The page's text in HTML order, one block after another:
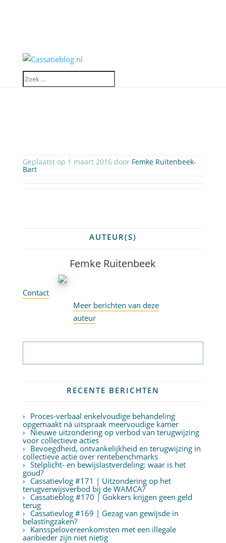
Geplaatst op 1 maart 2016 door Femke Ruitenbeek-
Bart
AUTEUR(S)
Femke Ruitenbeek
Contact
Meer berichten van deze
auteur
RECENTE BERICHTEN
Proces-verbaal enkelvoudige behandeling
opgemaakt ná uitspraak meervoudige kamer
Nieuwe uitzondering op verbod van terugwijzing
voor collectieve acties
Bevoegdheid, ontvankelijkheid en terugwijzing in
collectieve actie over rentebenchmarks
Stelplicht- en bewijslastverdeling: waar is het
goud?
Cassatievlog #171 | Uitzondering op het
terugverwijsverbod bij de WAMCA?
Cassatieblog #170 | Gokkers krijgen geen geld
terug
Cassatievlog #169 | Gezag van gewijsde in
belastingzaken?
Kansspelovereenkomsten met een illegale
aanbieder zijn niet nietig